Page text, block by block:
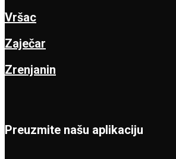
Vršac
Zaječar
Zrenjanin
Preuzmite našu aplikaciju